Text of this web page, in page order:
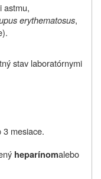
astmu,
erythematosus,
stav laboratórnymi
3 mesiace.
heparínomalebo